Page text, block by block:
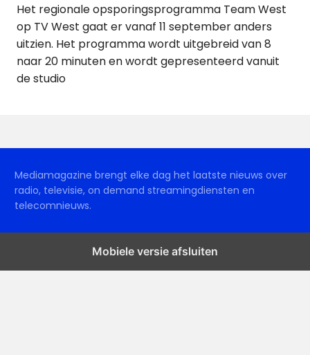
Het regionale opsporingsprogramma Team West
op TV West gaat er vanaf 11 september anders
uitzien. Het programma wordt uitgebreid van 8
naar 20 minuten en wordt gepresenteerd vanuit
de studio
Mediamagazine brengt elke dag het laatste nieuws over
radio, televisie, on demand streamingdiensten en
telecomnieuws.
Mobiele versie afsluiten